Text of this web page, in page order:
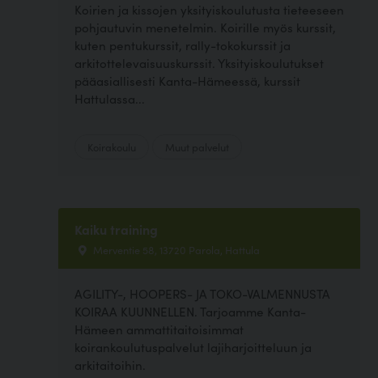
Koirien ja kissojen yksityiskoulutusta tieteeseen
pohjautuvin menetelmin. Koirille myös kurssit,
kuten pentukurssit, rally-tokokurssit ja
arkitottelevaisuuskurssit. Yksityiskoulutukset
pääasiallisesti Kanta-Hämeessä, kurssit
Hattulassa...
Kaiku training
Merventie 58, 13720 Parola, Hattula
AGILITY-, HOOPERS- JA TOKO-VALMENNUSTA
KOIRAA KUUNNELLEN. Tarjoamme Kanta-
Hämeen ammattitaitoisimmat
koirankoulutuspalvelut lajiharjoitteluun ja
arkitaitoihin.